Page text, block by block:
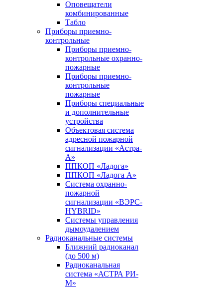
Оповещатели
комбинированные
Табло
Приборы приемно-
контрольные
Приборы приемно-
контрольные охранно-
пожарные
Приборы приемно-
контрольные
пожарные
Приборы специальные
и дополнительные
устройства
Объектовая система
адресной пожарной
сигнализации «Астра-
А»
ППКОП «Ладога»
ППКОП «Ладога А»
Система охранно-
пожарной
сигнализации «ВЭРС-
HYBRID»
Системы управления
дымоудалением
Радиоканальные системы
Ближний радиоканал
(до 500 м)
Радиоканальная
система «АСТРА РИ-
М»